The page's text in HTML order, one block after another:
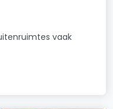
vaak